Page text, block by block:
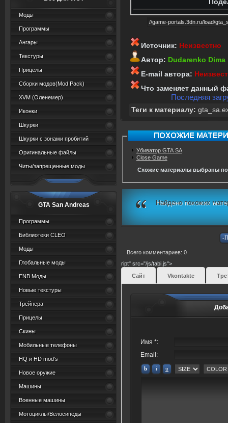
Моды
Программы
Ангары
Текстуры
Прицелы
Сборки модов(Mod Pack)
XVM (Oленемер)
Иконки
Шкурки
Шкурки с зонами пробитий
Оригинальные файлы
Читы/запрещенные моды
GTA San Andreas
Программы
Библиотеки CLEO
Моды
Глобальные моды
ENB Моды
Новые текстуры
Трейнера
Прицелы
Скины
Мобильные телефоны
HQ и HD mod's
Новое оружие
Машины
Военные машины
Мотоциклы/Велосипеды
Источник: Неизвестно
Автор: Dudarenko Dima
E-mail автора:
Что заменяет данный
Последняя
Теги к материалу:
Убиватор GTA SA
Close Game
Схожие материалы выбраны по
Найдено похожих
Всего комментариев: 0
ript" src="/js/tabi.js">
Сайт
Vkontakte
Имя *:
Email: